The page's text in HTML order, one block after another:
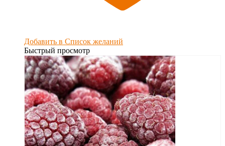
Добавить в Список желаний
Быстрый просмотр